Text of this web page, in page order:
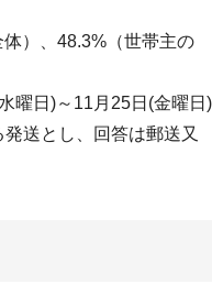
）、48.3%（世帯主の
曜日)～11月25日(金曜日)
送とし、回答は郵送又